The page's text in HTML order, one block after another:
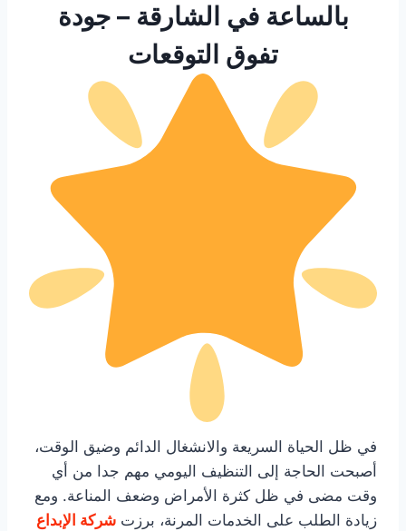
بالساعة في الشارقة – جودة
تفوق التوقعات
في ظل الحياة السريعة والانشغال الدائم وضيق الوقت،
أصبحت الحاجة إلى التنظيف اليومي مهم جدا من أي
وقت مضى في ظل كثرة الأمراض وضعف المناعة. ومع
زيادة الطلب على الخدمات المرنة، برزت شركة الإبداع